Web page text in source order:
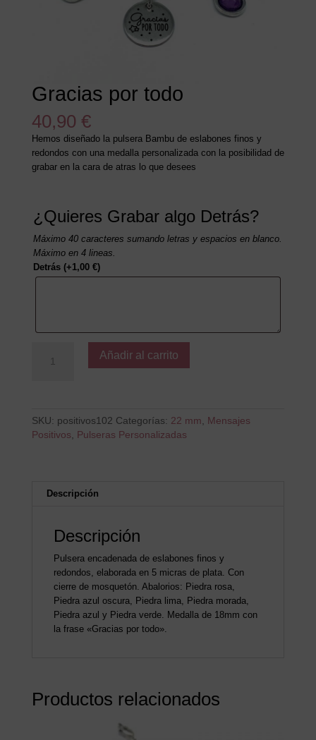
Gracias por todo
40,90 €
Hemos diseñado la pulsera Bambu de eslabones finos y
redondos con una medalla personalizada con la posibilidad de
grabar en la cara de atras lo que desees
¿Quieres Grabar algo Detrás?
Máximo 40 caracteres sumando letras y espacios en blanco.
Máximo en 4 lineas.
Detrás (+1,00 €)
Añadir al carrito
SKU: positivos102 Categorías: 22 mm, Mensajes
Positivos, Pulseras Personalizadas
Descripción
Descripción
Pulsera encadenada de eslabones finos y
redondos, elaborada en 5 micras de plata. Con
cierre de mosquetón. Abalorios: Piedra rosa,
Piedra azul oscura, Piedra lima, Piedra morada,
Piedra azul y Piedra verde. Medalla de 18mm con
la frase «Gracias por todo».
Productos relacionados